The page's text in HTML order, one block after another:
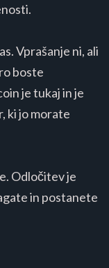
Vprašanje ni, ali
boste
je tukaj in je
ki jo morate
Odločitev je
in postanete